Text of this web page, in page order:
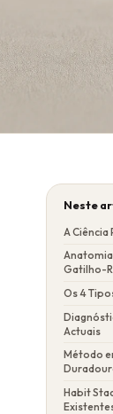
Neste
A
Gatilho-
Os 4
Actuais
Método
Habit